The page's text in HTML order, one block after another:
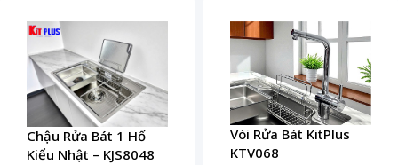
Chậu Rửa Bát 1 Hố
Kiểu Nhật – KJS8048
Vòi Rửa Bát KitPlus
KTV068